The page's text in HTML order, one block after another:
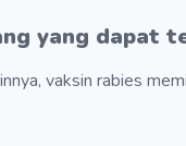
yang dapat
vaksin rabies